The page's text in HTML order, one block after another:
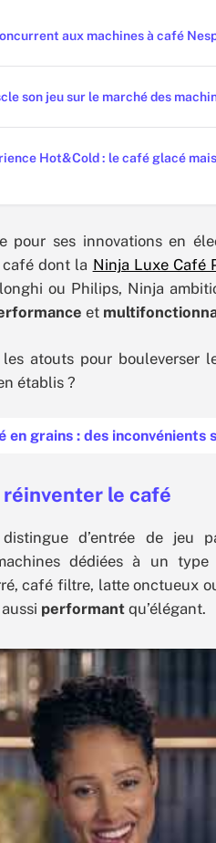
aux machines à café
son jeu sur le marché des
Hot&Cold : le café glacé
pour ses innovations en
dont la Ninja Luxe Café
ou Philips, Ninja
et
atouts pour bouleverser
établis ?
en grains : des inconvénients
le café
d’entrée de jeu
dédiées à un
café filtre, latte onctueux
performant qu’élégant.